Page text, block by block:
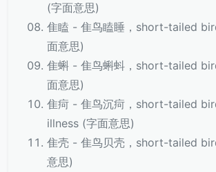
(字面意思)
隹瞌 - 隹鸟瞌睡，short-tailed
面意思)
隹蝌 - 隹鸟蝌蚪，short-tailed
面意思)
隹疴 - 隹鸟沉疴，short-tailed
illness (字面意思)
隹壳 - 隹鸟贝壳，short-tailed
意思)